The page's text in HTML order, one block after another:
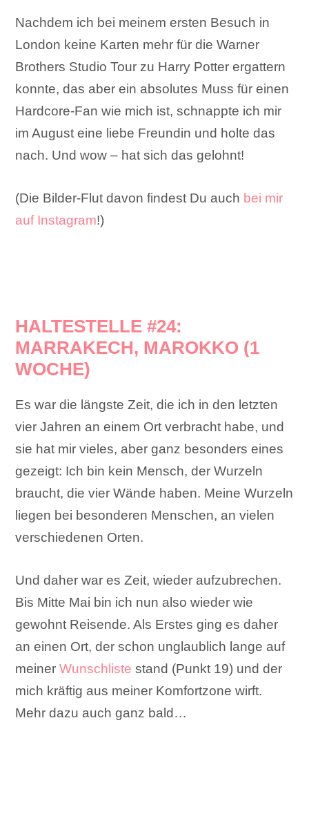
Nachdem ich bei meinem ersten Besuch in
London keine Karten mehr für die Warner
Brothers Studio Tour zu Harry Potter ergattern
konnte, das aber ein absolutes Muss für einen
Hardcore-Fan wie mich ist, schnappte ich mir
im August eine liebe Freundin und holte das
nach. Und wow – hat sich das gelohnt!
(Die Bilder-Flut davon findest Du auch bei mir
auf Instagram!)
HALTESTELLE #24:
MARRAKECH, MAROKKO (1
WOCHE)
Es war die längste Zeit, die ich in den letzten
vier Jahren an einem Ort verbracht habe, und
sie hat mir vieles, aber ganz besonders eines
gezeigt: Ich bin kein Mensch, der Wurzeln
braucht, die vier Wände haben. Meine Wurzeln
liegen bei besonderen Menschen, an vielen
verschiedenen Orten.
Und daher war es Zeit, wieder aufzubrechen.
Bis Mitte Mai bin ich nun also wieder wie
gewohnt Reisende. Als Erstes ging es daher
an einen Ort, der schon unglaublich lange auf
meinerWunschliste stand (Punkt 19) und der
mich kräftig aus meiner Komfortzone wirft.
Mehr dazu auch ganz bald…